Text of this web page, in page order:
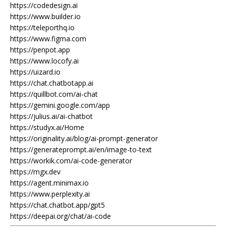
https://codedesign.ai
https://www.builder.io
https://teleporthq.io
https://www.figma.com
https://penpot.app
https://www.locofy.ai
https://uizard.io
https://chat.chatbotapp.ai
https://quillbot.com/ai-chat
https://gemini.google.com/app
https://julius.ai/ai-chatbot
https://studyx.ai/Home
https://originality.ai/blog/ai-prompt-generator
https://generateprompt.ai/en/image-to-text
https://workik.com/ai-code-generator
https://mgx.dev
https://agent.minimax.io
https://www.perplexity.ai
https://chat.chatbot.app/gpt5
https://deepai.org/chat/ai-code